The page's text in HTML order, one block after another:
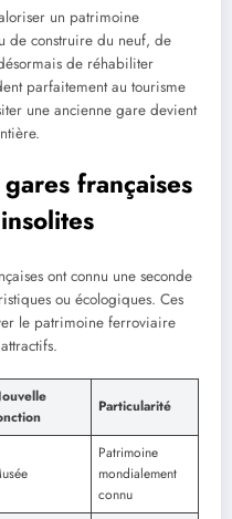
un patrimoine
de construire du neuf, de
de réhabiliter
parfaitement au tourisme
une ancienne gare devient
françaises
ont connu une seconde
ou écologiques. Ces
le patrimoine ferroviaire
Particularité
Patrimoine
mondialement
connu